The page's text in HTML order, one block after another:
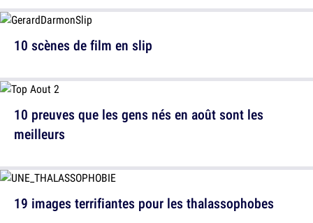
10 scènes de film en slip
19 images terrifiantes pour les thalassophobes
10 preuves que les gens nés en août sont les
meilleurs